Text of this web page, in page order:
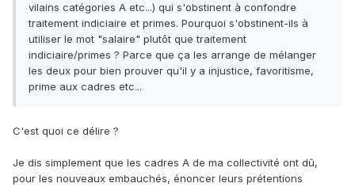
vilains catégories A etc...) qui s'obstinent à confondre
traitement indiciaire et primes. Pourquoi s'obstinent-ils à
utiliser le mot "salaire" plutôt que traitement
indiciaire/primes ? Parce que ça les arrange de mélanger
les deux pour bien prouver qu'il y a injustice, favoritisme,
prime aux cadres etc...
C'est quoi ce délire ?
Je dis simplement que les cadres A de ma collectivité ont dû,
pour les nouveaux embauchés, énoncer leurs prétentions